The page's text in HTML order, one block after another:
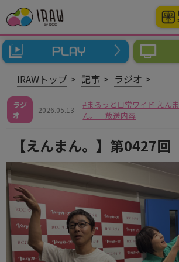
IRAWトップ 記事 ラジオ
ラジ
オ
2026.05.13
まるっと日常ワイド えんま
ん。 放送内容
【えんまん。】第0427回